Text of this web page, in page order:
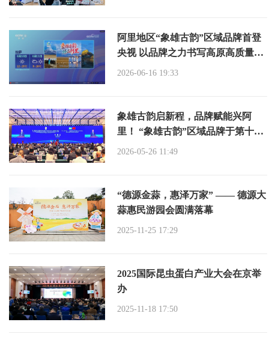
阿里地区“象雄古韵”区域品牌首登
央视 以品牌之力书写高原高质量发
展新篇
2026-06-16 19:33
象雄古韵启新程，品牌赋能兴阿
里！ “象雄古韵”区域品牌于第十届
丝绸之路国际博览会圆满发布！
2026-05-26 11:49
“德源金蒜，惠泽万家” —— 德源大
蒜惠民游园会圆满落幕
2025-11-25 17:29
2025国际昆虫蛋白产业大会在京举
办
2025-11-18 17:50